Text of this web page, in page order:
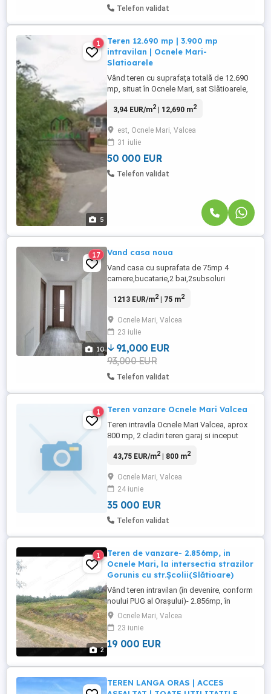
Telefon validat
5
1
Teren 12.690 mp | 3.900 mp
intravilan | Ocnele Mari-
Slatioarele
Vând teren cu suprafața totală de 12.690
mp, situat în Ocnele Mari, sat Slătioarele,
potențial turistic și de investiție aflată în
3.900 mp intravilan,8.750 mp extravilan
Categorie de folosință Pășune, Pădure
Deschidere: 36 ...
3,94 EUR/m2| 12,690 m2
est, Ocnele Mari, Valcea
31 iulie
50 000 EUR
Telefon validat
10
17 Vand casa noua
Vand casa cu suprafata de 75mp 4
camere,bucatarie,2 bai,2subsoluri
consolidata,termoizolatie polistiren
optica,apa,canalizare si incalzire centrala
cu centrala electrica,bai complete cu
incalzire in pardoseala,camere si
bucatarie nembilate ...
1213 EUR/m2| 75 m2
Ocnele Mari, Valcea
23 iulie
91,000 EUR
93,000 EUR
Telefon validat
1 Teren vanzare Ocnele Mari Valcea
Teren intravila Ocnele Mari Valcea, aprox
800 mp, 2 cladiri teren garaj si inceput
43,75 EUR/m2| 800 m2
Ocnele Mari, Valcea
24 iunie
35 000 EUR
Telefon validat
2
1
Teren de vanzare- 2.856mp, in
Ocnele Mari, la intersectia strazilor
Gorunis cu str.Școlii(Slătioare)
Vând teren intravilan (în devenire, conform
noului PUG al Orașului)- 2.856mp, în
Ocnele Mari, la intersectia strazilor
Gorunis cu strada Școlii (Slatioarele).
Terenul este intr-o zona retrasa si linistita
situata pe strada Gorunis, la doar 12 km
...
Ocnele Mari, Valcea
23 iunie
19 000 EUR
TEREN LANGA ORAS | ACCES